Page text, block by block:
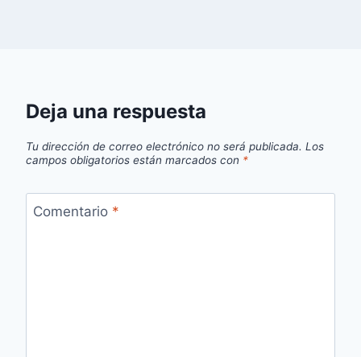
Deja una respuesta
Tu dirección de correo electrónico no será publicada. Los
campos obligatorios están marcados con *
Comentario *